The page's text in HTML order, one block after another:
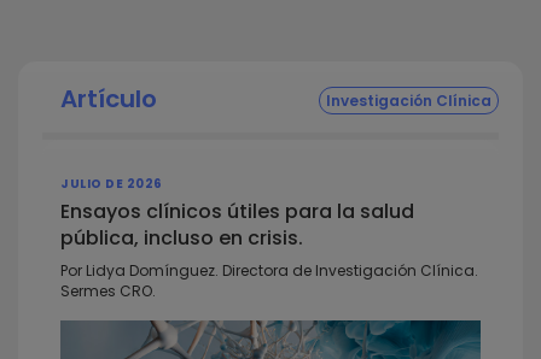
Artículo Investigación Clínica
JULIO DE 2026
Ensayos clínicos útiles para la salud
pública, incluso en crisis.
Por Lidya Domínguez. Directora de Investigación Clínica.
Sermes CRO.